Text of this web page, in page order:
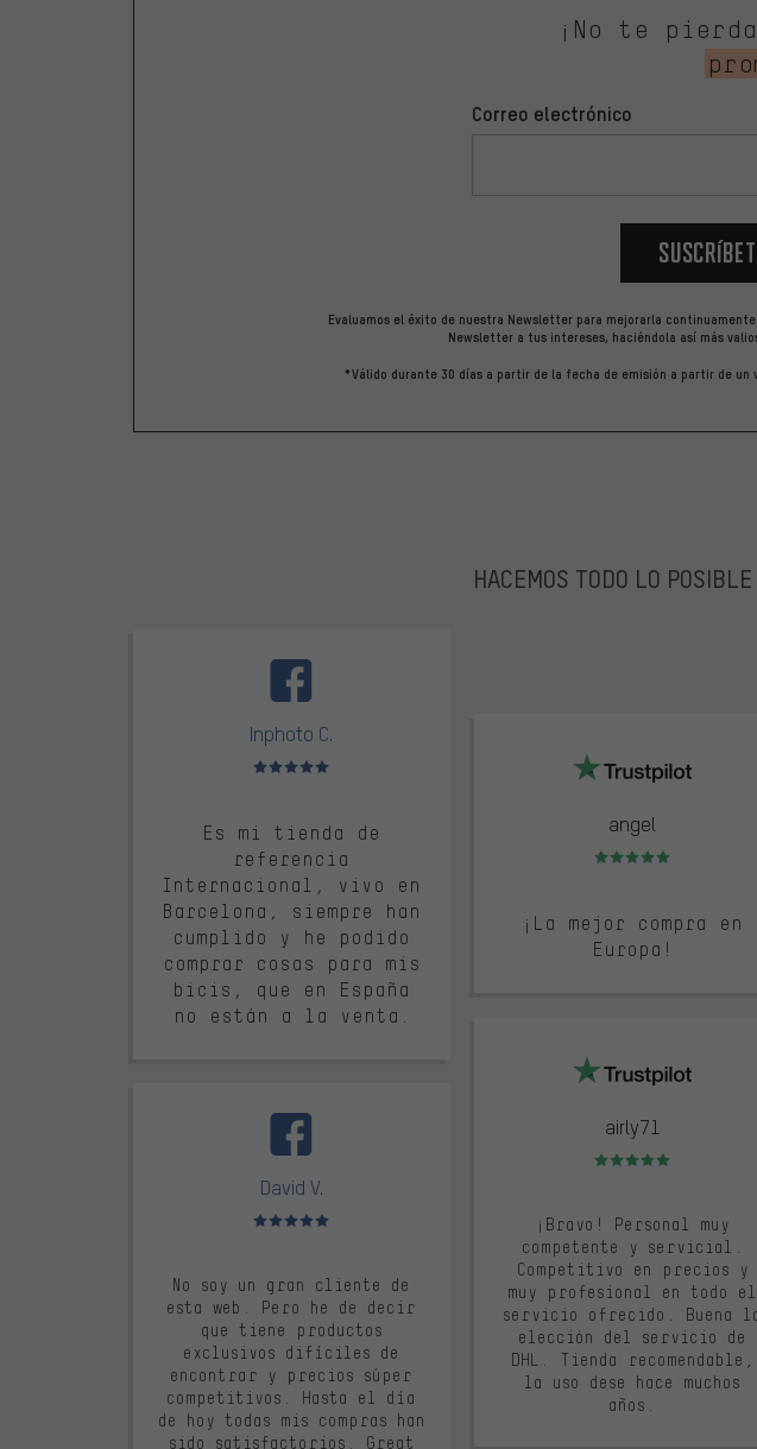
¡No te
Correo electrónico
Evaluamos el éxito de nuestra Newsletter para mejorarla
Newsletter a tus intereses, haciéndola así más
*Válido durante 30 días a partir de la fecha de emisión a partir de un
HACEMOS TODO LO
Inphoto C.
Valoración media: 5 de 5
Es mi tienda de
referencia
Internacional, vivo en
Barcelona, siempre han
cumplido y he podido
comprar cosas para mis
bicis, que en España
no están a la venta.
David V.
Valoración media: 5 de 5
No soy un gran cliente de
esta web. Pero he de decir
que tiene productos
exclusivos difíciles de
encontrar y precios súper
competitivos. Hasta el día
de hoy todas mis compras han
sido satisfactorios. Great
angel
Valoración media: 5 de 5
¡La mejor compra en
Europa!
airly71
Valoración media: 5 de 5
¡Bravo! Personal muy
competente y servicial.
Competitivo en precios y
muy profesional en todo el
servicio ofrecido. Buena
elección del servicio de
DHL. Tienda recomendable,
la uso dese hace muchos
años.